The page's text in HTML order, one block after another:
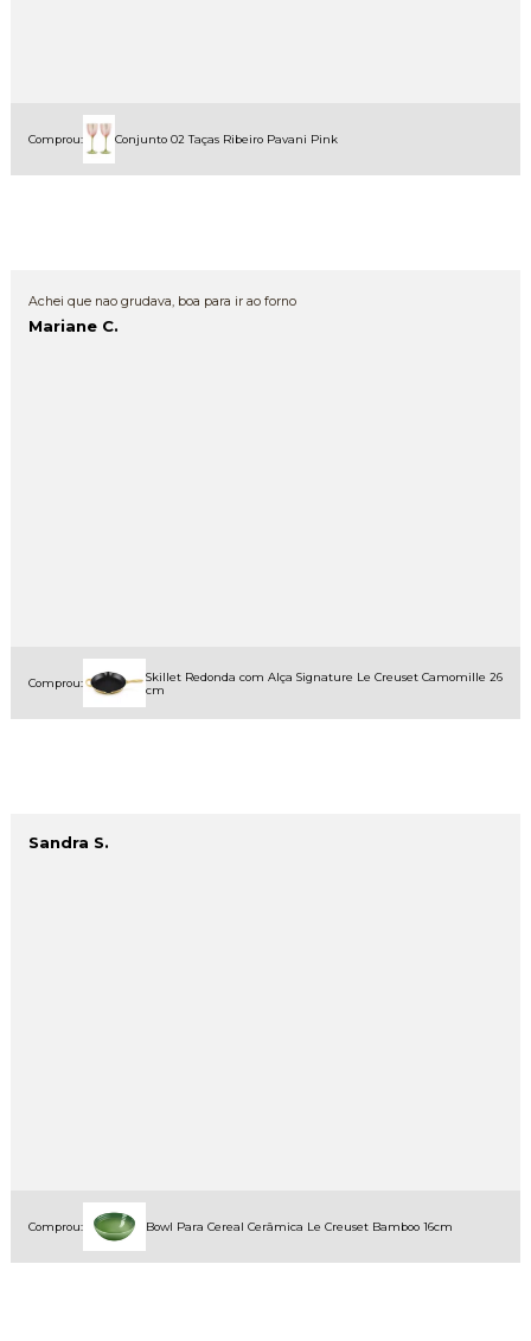
Comprou: Conjunto 02 Taças Ribeiro Pavani Pink
Achei que nao grudava, boa para ir ao forno
Mariane C.
Comprou:
Skillet Redonda com Alça Signature Le Creuset Camomille 26
cm
Sandra S.
Comprou: Bowl Para Cereal Cerâmica Le Creuset Bamboo 16cm